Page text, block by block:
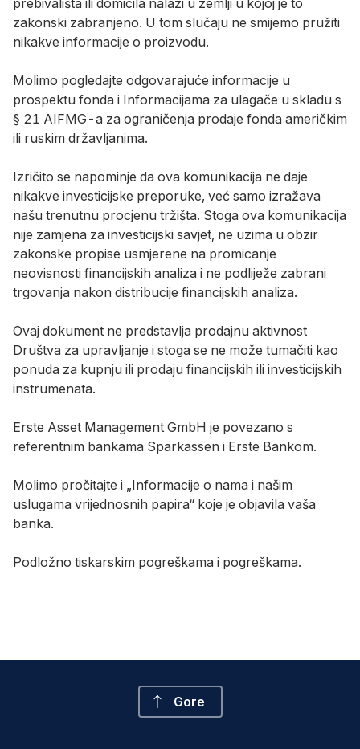
zakonski zabranjeno. U tom slučaju ne smijemo pružiti
nikakve informacije o proizvodu.
Molimo pogledajte odgovarajuće informacije u
prospektu fonda i Informacijama za ulagače u skladu s
§ 21 AIFMG-a za ograničenja prodaje fonda američkim
ili ruskim državljanima.
Izričito se napominje da ova komunikacija ne daje
nikakve investicijske preporuke, već samo izražava
našu trenutnu procjenu tržišta. Stoga ova komunikacija
nije zamjena za investicijski savjet, ne uzima u obzir
zakonske propise usmjerene na promicanje
neovisnosti financijskih analiza i ne podliježe zabrani
trgovanja nakon distribucije financijskih analiza.
Ovaj dokument ne predstavlja prodajnu aktivnost
Društva za upravljanje i stoga se ne može tumačiti kao
ponuda za kupnju ili prodaju financijskih ili investicijskih
instrumenata.
Erste Asset Management GmbH je povezano s
referentnim bankama Sparkassen i Erste Bankom.
Molimo pročitajte i „Informacije o nama i našim
uslugama vrijednosnih papira“ koje je objavila vaša
banka.
Podložno tiskarskim pogreškama i pogreškama.
Gore